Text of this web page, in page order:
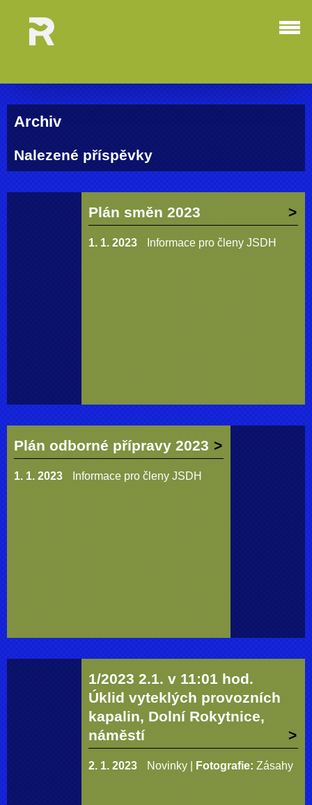
Archiv
Nalezené příspěvky
Plán směn 2023
1. 1. 2023 Informace pro členy JSDH
Plán odborné přípravy 2023
1. 1. 2023 Informace pro členy JSDH
1/2023 2.1. v 11:01 hod.
Úklid vyteklých provozních
kapalin, Dolní Rokytnice,
náměstí
2. 1. 2023 Novinky Fotografie: Zásahy